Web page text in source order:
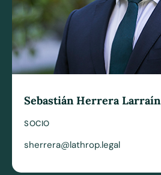
Sebastián Herrera Larraín
SOCIO
sherrera@lathrop.legal